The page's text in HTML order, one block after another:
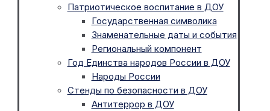
Патриотическое воспитание в ДОУ
Государственная символика
Знаменательные даты и события
Региональный компонент
Год Единства народов России в ДОУ
Народы России
Стенды по безопасности в ДОУ
Антитеррор в ДОУ